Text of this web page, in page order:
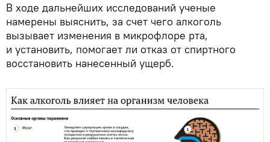
В ходе дальнейших исследований ученые
намерены выяснить, за счет чего алкоголь
вызывает изменения в микрофлоре рта,
и установить, помогает ли отказ от спиртного
восстановить нанесенный ущерб.